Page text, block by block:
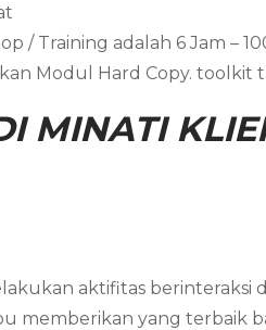
/ Training adalah 6 Jam –
Modul Hard Copy. toolkit
MINATI
aktifitas berinteraksi
memberikan yang terbaik